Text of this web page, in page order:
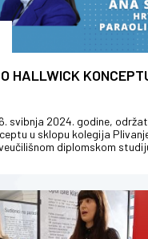
HALLWICK
svibnja 2024. godine,
u sklopu kolegija
diplomskom